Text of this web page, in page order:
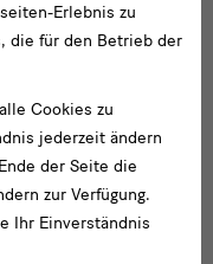
Erlebnis zu
die für den Betrieb der
Cookies zu
jederzeit ändern
der Seite die
zur Verfügung.
Ihr Einverständnis